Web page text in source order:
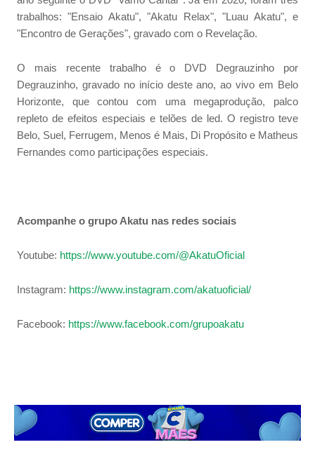
trabalhos: "Ensaio Akatu", "Akatu Relax", "Luau Akatu", e
"Encontro de Gerações", gravado com o Revelação.
O mais recente trabalho é o DVD Degrauzinho por
Degrauzinho, gravado no início deste ano, ao vivo em Belo
Horizonte, que contou com uma megaprodução, palco
repleto de efeitos especiais e telões de led. O registro teve
Belo, Suel, Ferrugem, Menos é Mais, Di Propósito e Matheus
Fernandes como participações especiais.
Acompanhe o grupo Akatu nas redes sociais
Youtube: https://www.youtube.com/@AkatuOficial
Instagram: https://www.instagram.com/akatuoficial/
Facebook: https://www.facebook.com/grupoakatu